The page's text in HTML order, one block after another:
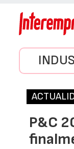
P&C